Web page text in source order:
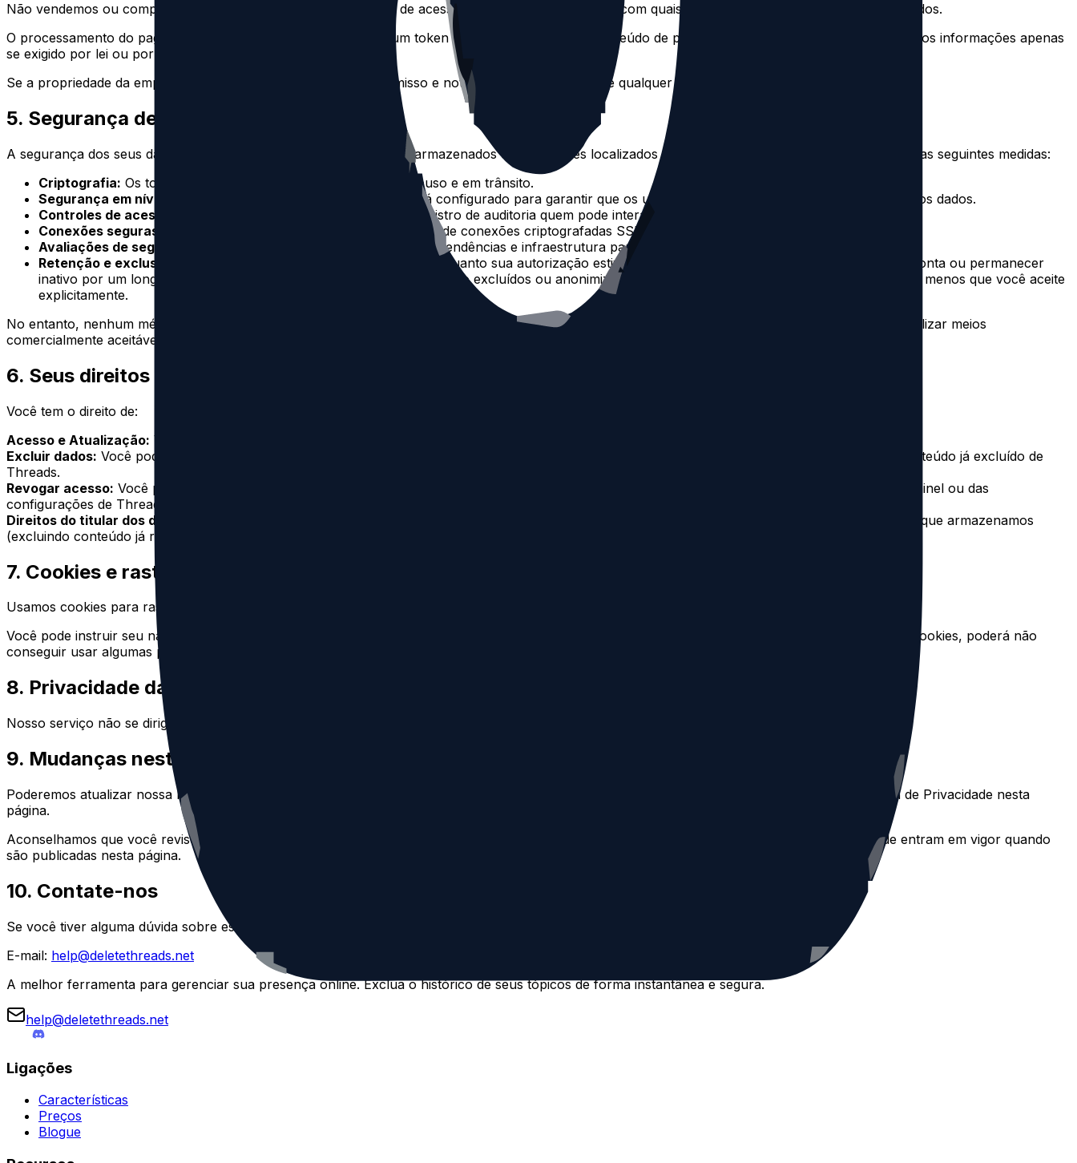
Não vendemos ou compartilhamos seus dados Threads, tokens de acesso ou publicamos conteúdo com quaisquer provedores de serviços terceirizados.
O processamento do pagamento é feito pelo Paddle, mas nenhum token de acesso Threads ou conteúdo de postagem é enviado ao Paddle. Divulgamos informações apenas
se exigido por lei ou por processo legal válido.
Se a propriedade da empresa mudar, honraremos este compromisso e notificaremos você antes de qualquer transferência de dados pessoais.
5. Segurança de dados
A segurança dos seus dados é importante para nós. Os dados são armazenados em servidores localizados na Costa Oeste dos EUA. Implementamos as seguintes medidas:
Criptografia: Os tokens de acesso são criptografados em repouso e em trânsito.
Segurança em nível de linha (RLS):
Nosso banco de dados está configurado para garantir que os usuários possam acessar apenas seus próprios dados.
Controles de acesso:
Controles de acesso rígidos e limite de registro de auditoria quem pode interagir com sistemas de produção.
Conexões seguras:
Toda a transmissão de dados ocorre através de conexões criptografadas SSL/TLS.
Avaliações de segurança:
Revisões regulares de permissões, dependências e infraestrutura para reduzir riscos.
Retenção e exclusão:
Os tokens de acesso são retidos apenas enquanto sua autorização estiver ativa. Se você revogar o acesso, excluir sua conta ou permanecer
inativo por um longo período, os tokens e itens salvos opcionais serão excluídos ou anonimizados. Não armazenamos conteúdo de postagem, a menos que você aceite
explicitamente.
No entanto, nenhum método de transmissão pela Internet ou método de armazenamento eletrônico é 100% seguro. Embora nos esforcemos para utilizar meios
comercialmente aceitáveis ​​para proteger os seus Dados Pessoais, não podemos garantir a sua segurança absoluta.
6. Seus direitos e escolhas
Você tem o direito de:
Acesso e Atualização: Você pode visualizar e atualizar as configurações da sua conta no painel.
Excluir dados: Você pode solicitar a exclusão de sua conta e de todos os dados associados armazenados em nossos servidores. Isso não afeta o conteúdo já excluído de
Threads.
Revogar acesso: Você pode revogar o acesso de DeleteThreads à sua conta Threads a qualquer momento por meio do controle de revogação do painel ou das
configurações de Threads/Instagram.
Direitos do titular dos dados:
Quando aplicável (por exemplo, GDPR, CCPA), você pode acessar, corrigir ou solicitar a exclusão dos dados pessoais que armazenamos
(excluindo conteúdo já removido de Threads). Contacte-nos para exercer estes direitos.
7. Cookies e rastreamento
Usamos cookies para rastrear a atividade em nosso Serviço e reter determinadas informações, como sua sessão de autenticação.
Você pode instruir seu navegador para recusar todos os cookies ou indicar quando um cookie está sendo enviado. No entanto, se você não aceitar cookies, poderá não
conseguir usar algumas partes do nosso Serviço.
8. Privacidade das Crianças
Nosso serviço não se dirige a menores de 13 anos. Não coletamos intencionalmente informações de identificação pessoal de menores de 13 anos.
9. Mudanças nesta Política
Poderemos atualizar nossa Política de Privacidade de tempos em tempos. Iremos notificá-lo sobre quaisquer alterações publicando a nova Política de Privacidade nesta
página.
Aconselhamos que você revise esta Política de Privacidade periodicamente para quaisquer alterações. As alterações a esta Política de Privacidade entram em vigor quando
são publicadas nesta página.
10. Contate-nos
Se você tiver alguma dúvida sobre esta Política de Privacidade, entre em contato conosco:
E-mail: help@deletethreads.net
A melhor ferramenta para gerenciar sua presença online. Exclua o histórico de seus tópicos de forma instantânea e segura.
help@deletethreads.net
Ligações
Características
Preços
Blogue